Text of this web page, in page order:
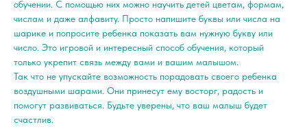
обучении. С помощью них можно научить детей цветам, формам,
числам и даже алфавиту. Просто напишите буквы или числа на
шарике и попросите ребенка показать вам нужную букву или
число. Это игровой и интересный способ обучения, который
только укрепит связь между вами и вашим малышом.
Так что не упускайте возможность порадовать своего ребенка
воздушными шарами. Они принесут ему восторг, радость и
помогут развиваться. Будьте уверены, что ваш малыш будет
счастлив.